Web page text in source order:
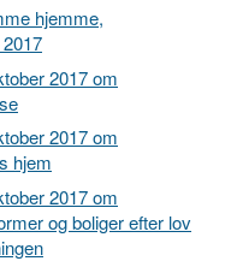
hjemme,
2017 om
2017 om
hjem
2017 om
og boliger efter lov